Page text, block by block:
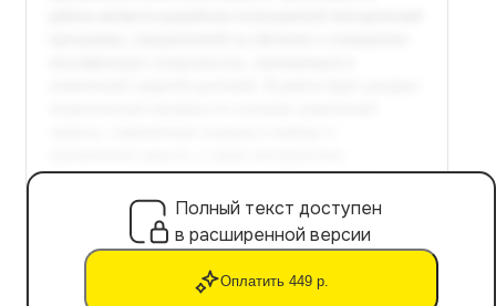
Полный текст доступен
в расширенной версии
Оплатить 449 р.